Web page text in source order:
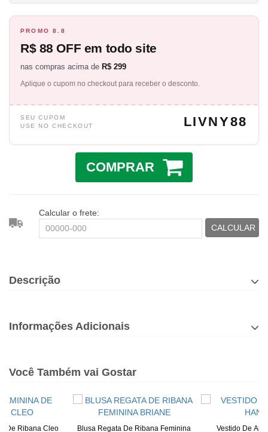
PROMO 8.8
R$ 88 OFF em todo site
nas compras acima de R$ 299
Aplique o cupom no checkout para receber o desconto.
SEU CUPOM
USE NO CHECKOUT
LIVNY88
COMPRAR
Calcular o frete:
CALCULAR
Descrição
Informações Adicionais
Você Também vai Gostar
De Ribana Cleo Blusa Regata De Ribana Feminina Vestido De Air